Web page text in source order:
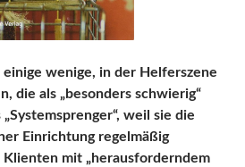
einige wenige, in der Helferszene
die als „besonders schwierig“
weil sie die
Einrichtung regelmäßig
mit „herausforderndem